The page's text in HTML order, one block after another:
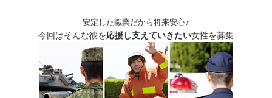
安定した職業だから将来安心♪
今回はそんな彼を応援し支えていきたい女性を募集